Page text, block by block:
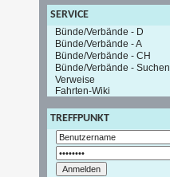
SERVICE
Bünde/Verbände - D
Bünde/Verbände - A
Bünde/Verbände - CH
Bünde/Verbände - Suchen
Verweise
Fahrten-Wiki
TREFFPUNKT